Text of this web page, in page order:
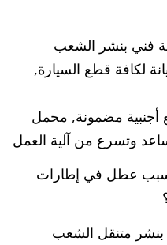
اليوم بنشر 24 ساعة فني بنشر الشعب
لكافة قطع السيارة,
أجنبية مضمونة, محمل
وتسرع من آلية العمل
عطل في إطارات
بنشر متنقل الشعب